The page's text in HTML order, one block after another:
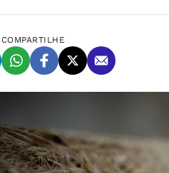
COMPARTILHE